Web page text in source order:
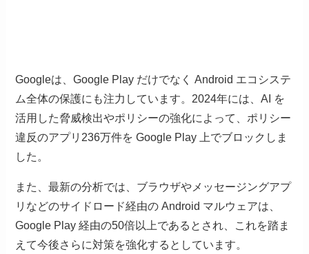
Googleは、Google Play だけでなく Android エコシステ
ム全体の保護にも注力しています。2024年には、AI を
活用した脅威検出やポリシーの強化によって、ポリシー
違反のアプリ236万件を Google Play 上でブロックしま
した。
また、最新の分析では、ブラウザやメッセージングアプ
リなどのサイドロード経由の Android マルウェアは、
Google Play 経由の50倍以上であるとされ、これを踏ま
えて今後さらに対策を強化するとしています。